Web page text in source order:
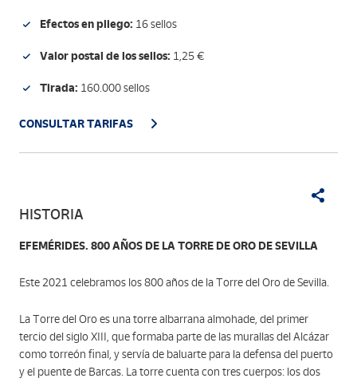
Efectos en pliego: 16 sellos
Valor postal de los sellos: 1,25 €
Tirada: 160.000 sellos
CONSULTAR TARIFAS
HISTORIA
EFEMÉRIDES. 800 AÑOS DE LA TORRE DE ORO DE SEVILLA
Este 2021 celebramos los 800 años de la Torre del Oro de Sevilla.
La Torre del Oro es una torre albarrana almohade, del primer
tercio del siglo XIII, que formaba parte de las murallas del Alcázar
como torreón final, y servía de baluarte para la defensa del puerto
y el puente de Barcas. La torre cuenta con tres cuerpos: los dos